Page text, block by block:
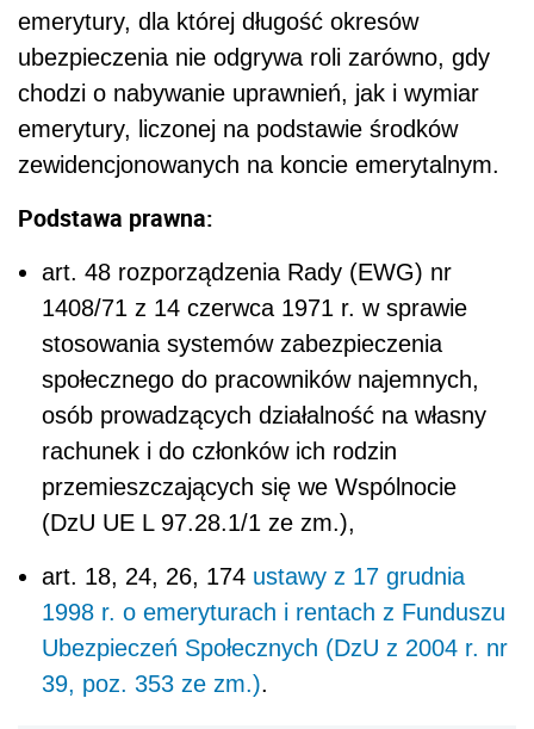
emerytury, dla której długość okresów
ubezpieczenia nie odgrywa roli zarówno, gdy
chodzi o nabywanie uprawnień, jak i wymiar
emerytury, liczonej na podstawie środków
zewidencjonowanych na koncie emerytalnym.
Podstawa prawna:
art. 48 rozporządzenia Rady (EWG) nr
1408/71 z 14 czerwca 1971 r. w sprawie
stosowania systemów zabezpieczenia
społecznego do pracowników najemnych,
osób prowadzących działalność na własny
rachunek i do członków ich rodzin
przemieszczających się we Wspólnocie
(DzU UE L 97.28.1/1 ze zm.),
art. 18, 24, 26, 174 ustawy z 17 grudnia
1998 r. o emeryturach i rentach z Funduszu
Ubezpieczeń Społecznych (DzU z 2004 r. nr
39, poz. 353 ze zm.).